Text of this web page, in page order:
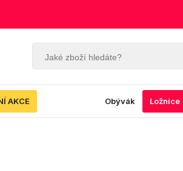
AKCE Obývák Ložnice